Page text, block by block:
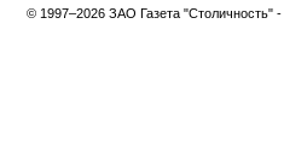
© 1997–2026 ЗАО Газета "Столичность" -